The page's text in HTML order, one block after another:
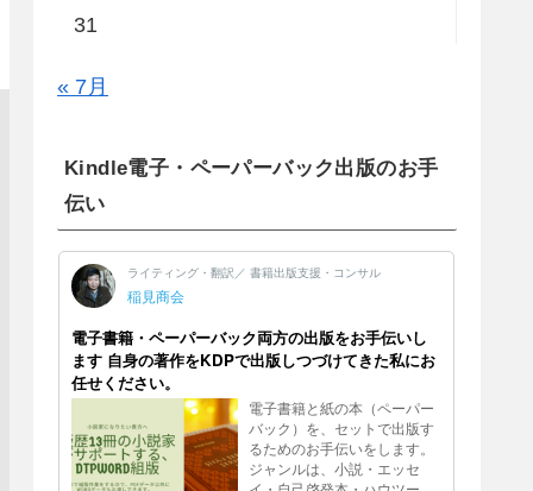
31
« 7月
Kindle電子・ペーパーバック出版のお手
伝い